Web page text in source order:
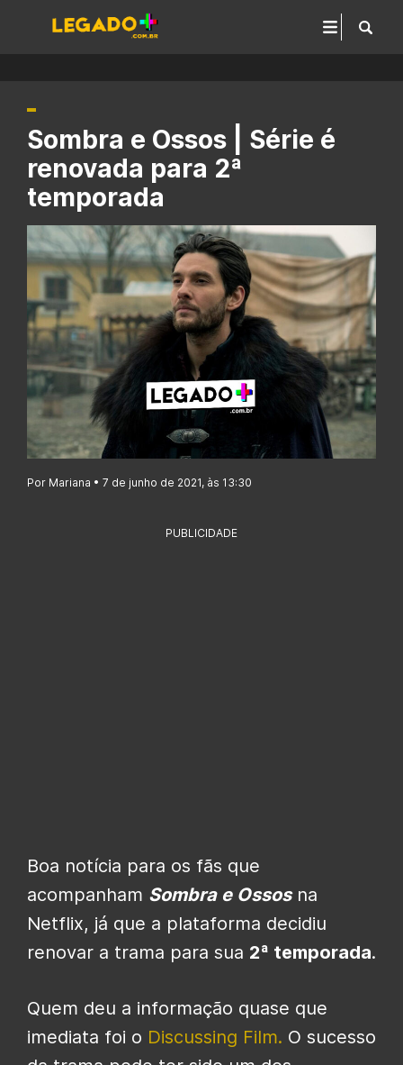
Sombra e Ossos | Série é
renovada para 2ª
temporada
Por Mariana • 7 de junho de 2021, às 13:30
PUBLICIDADE
Boa notícia para os fãs que
acompanham Sombra e Ossosna
Netflix, já que a plataforma decidiu
renovar a trama para sua 2ª temporada.
Quem deu a informação quase que
imediata foi o Discussing Film. O sucesso